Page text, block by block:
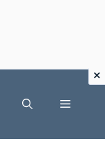
Menu